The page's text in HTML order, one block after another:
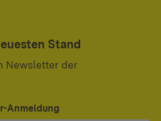
Stand
Newsletter der
Anmeldung